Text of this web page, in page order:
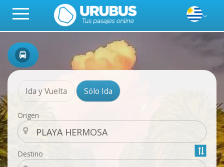
Ida y Vuelta Sólo Ida
Origen
Destino